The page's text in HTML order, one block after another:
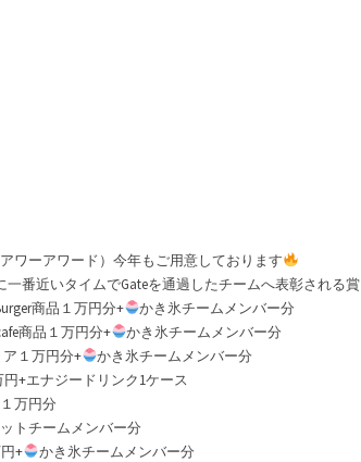
～
ワーアワード）今年もご用意しております
番近いタイムでGateを通過したチームへ表彰される賞
商品１万円分+
かき氷チームメンバー分
商品１万円分+
かき氷チームメンバー分
１万円分+
かき氷チームメンバー分
+エナジードリンク1ケース
万円分
トチームメンバー分
+
かき氷チームメンバー分